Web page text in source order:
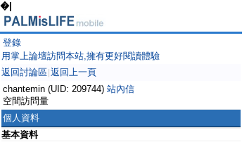
�|
登錄
用掌上論壇訪問本站,擁有更好閱讀體驗
返回討論區 返回上一頁
chantemin (UID: 209744) 站內信
空間訪問量
個人資料
基本資料